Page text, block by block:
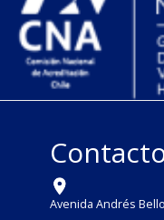
Avenida Andrés